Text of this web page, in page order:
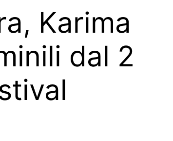
Karima
dal 2